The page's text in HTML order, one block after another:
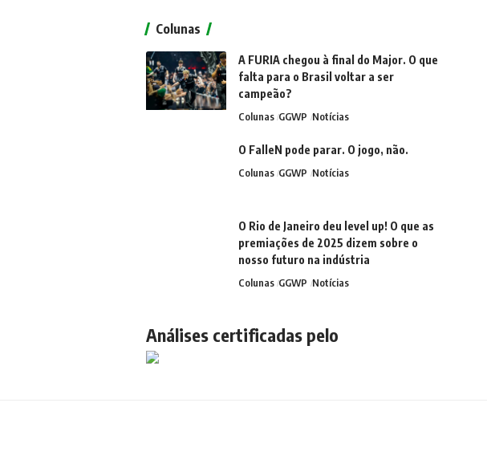
Colunas
A FURIA chegou à final do Major. O que
falta para o Brasil voltar a ser
campeão?
Colunas GGWP Notícias
O FalleN pode parar. O jogo, não.
Colunas GGWP Notícias
O Rio de Janeiro deu level up! O que as
premiações de 2025 dizem sobre o
nosso futuro na indústria
Colunas GGWP Notícias
Análises certificadas pelo